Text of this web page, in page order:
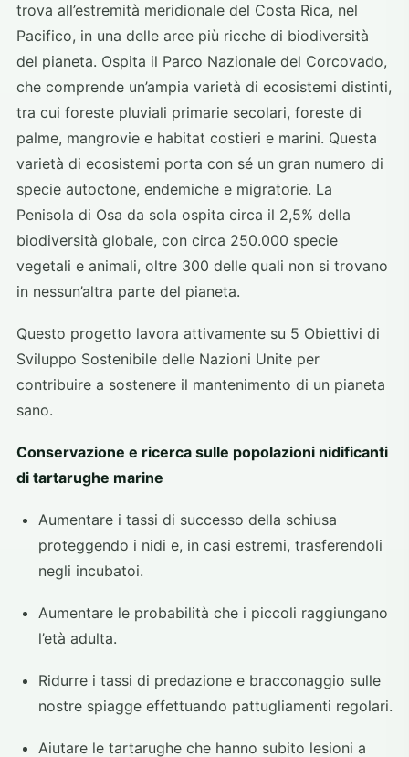
trova all’estremità meridionale del Costa Rica, nel
Pacifico, in una delle aree più ricche di biodiversità
del pianeta. Ospita il Parco Nazionale del Corcovado,
che comprende un’ampia varietà di ecosistemi distinti,
tra cui foreste pluviali primarie secolari, foreste di
palme, mangrovie e habitat costieri e marini. Questa
varietà di ecosistemi porta con sé un gran numero di
specie autoctone, endemiche e migratorie. La
Penisola di Osa da sola ospita circa il 2,5% della
biodiversità globale, con circa 250.000 specie
vegetali e animali, oltre 300 delle quali non si trovano
in nessun’altra parte del pianeta.
Questo progetto lavora attivamente su 5 Obiettivi di
Sviluppo Sostenibile delle Nazioni Unite per
contribuire a sostenere il mantenimento di un pianeta
sano.
Conservazione e ricerca sulle popolazioni nidificanti
di tartarughe marine
Aumentare i tassi di successo della schiusa
proteggendo i nidi e, in casi estremi, trasferendoli
negli incubatoi.
Aumentare le probabilità che i piccoli raggiungano
l’età adulta.
Ridurre i tassi di predazione e bracconaggio sulle
nostre spiagge effettuando pattugliamenti regolari.
Aiutare le tartarughe che hanno subito lesioni a